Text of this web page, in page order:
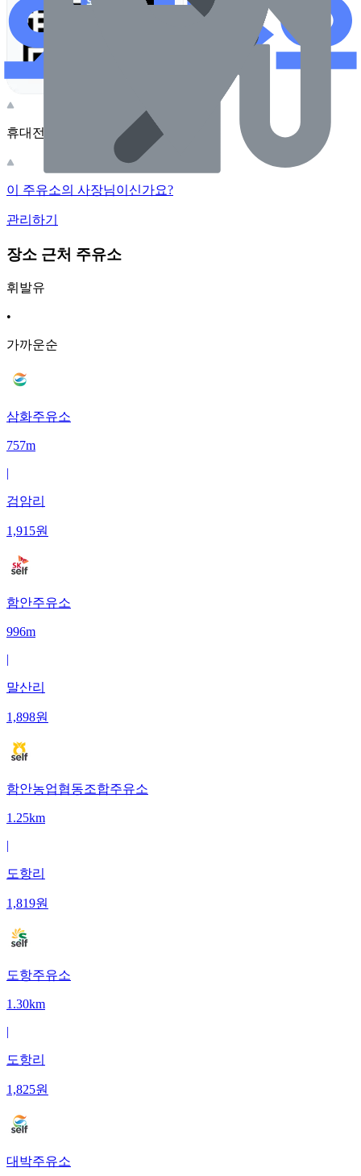
휴대전화 카메라로 찍어보세요
이 주유소의 사장님이신가요?
관리하기
장소 근처 주유소
휘발유
•
가까운순
삼화주유소
757m
|
검암리
1,915원
함안주유소
996m
|
말산리
1,898원
함안농업협동조합주유소
1.25km
|
도항리
1,819원
도항주유소
1.30km
|
도항리
1,825원
대박주유소